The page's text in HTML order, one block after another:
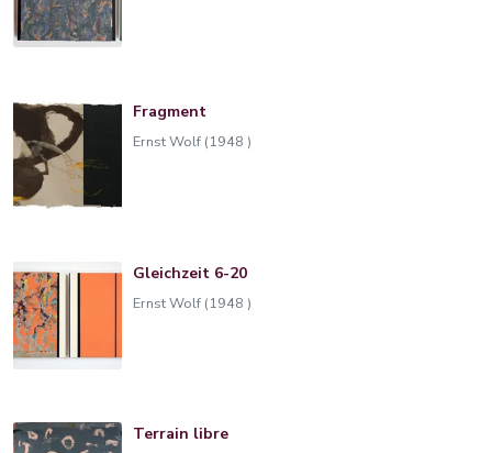
Fragment
Ernst Wolf (1948 )
Gleichzeit 6-20
Ernst Wolf (1948 )
Terrain libre